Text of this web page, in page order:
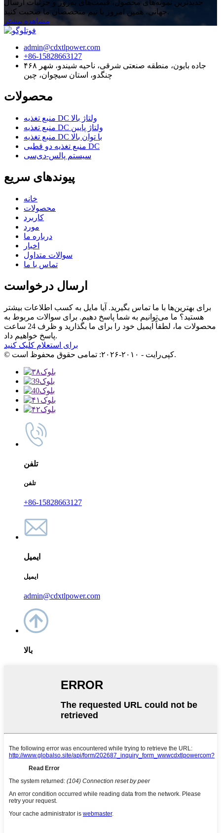
جدیدترین نمونه‌های محصول، قیمت‌های به‌روز و جزئیات ارسال
جهانی، همین امروز با تیم متخصصان ما صحبت کنید.
مشاهده بیشتر
admin@cdxtlpower.com
‎+86-15828663127‎
۴۶۸ جاده بایون، منطقه صنعتی شرقی، ناحیه شیندو، شهر
چنگدو، استان سیچوان، چین
محصولات
منبع تغذیه DC ولتاژ بالا
منبع تغذیه DC ولتاژ پایین
منبع تغذیه DC با توان بالا
منبع تغذیه دو قطبی DC
سیستم پالس-دی‌سی
پیوندهای سریع
خانه
محصولات
کاربرد
مورد
درباره ما
اخبار
سوالات متداول
تماس با ما
ارسال درخواست
برای بهترین‌ها با ما تماس بگیرید. آیا مایل به کسب اطلاعات بیشتر
هستید؟ ما می‌توانیم به شما پاسخ دهیم. برای سوالات مربوط به
محصولات ما، لطفاً ایمیل خود را برای ما بگذارید و ظرف 24 ساعت
پاسخ خواهیم داد.
برای استعلام کلیک کنید
© کپی‌رایت - ۲۰۱۰-۲۰۲۶: تمامی حقوق محفوظ است.
تلفن
تلفن
‎+86-15828663127‎
ایمیل
ایمیل
admin@cdxtlpower.com
بالا